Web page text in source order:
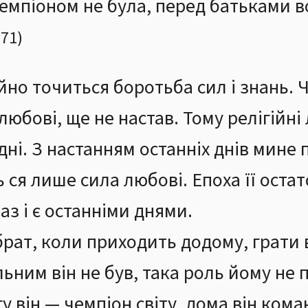
не була, перед батьками
)
точиться боротьба сил і знань.
ще не настав. Тому релігійні
З настанням останніх днів мине
лише сила любові. Епоха її
і є останніми днями.
коли приходить додому, грати
він не був, така роль йому не